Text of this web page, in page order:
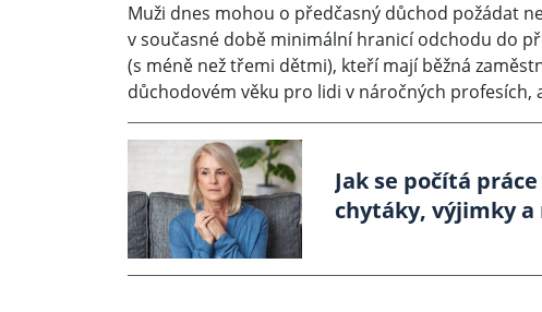
Muži dnes mohou o předčasný důchod požádat
v současné době minimální hranicí odchodu do
(s méně než třemi dětmi), kteří mají běžná
důchodovém věku pro lidi v náročných profesích,
Jak se počítá
chytáky, výjimky a